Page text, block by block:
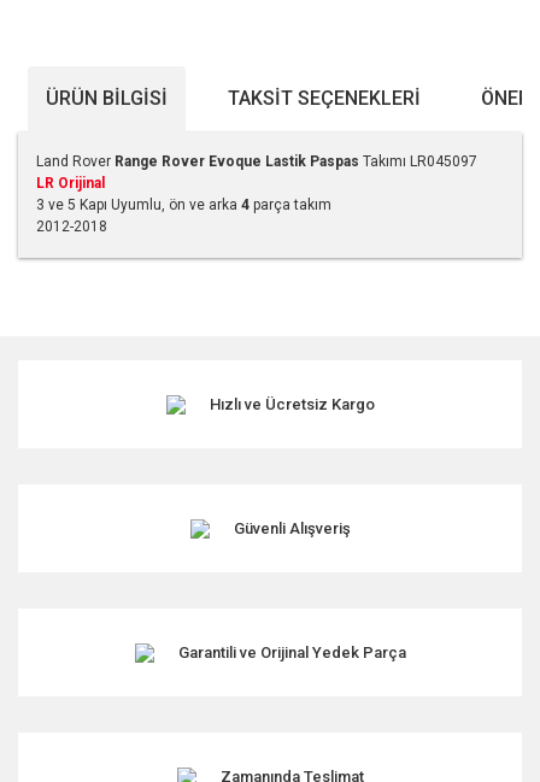
ÜRÜN BILGISI TAKSIT SEÇENEKLERI
Land Rover Range Rover Evoque Lastik Paspas Takımı LR045097
LR Orijinal
3 ve 5 Kapı Uyumlu, ön ve arka 4 parça takım
2012-2018
Ürün resmi kalitesiz, bozuk veya görüntülenemiyor.
Ürün fiyatı diğer sitelerden daha pahalı.
Hızlı ve Ücretsiz Kargo
Güvenli Alışveriş
Garantili ve Orijinal Yedek Parça
Zamanında Teslimat